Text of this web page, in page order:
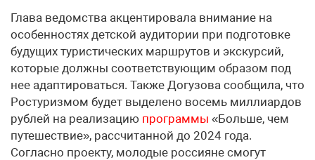
Глава ведомства акцентировала внимание на
особенностях детской аудитории при подготовке
будущих туристических маршрутов и экскурсий,
которые должны соответствующим образом под
нее адаптироваться. Также Догузова сообщила, что
Ростуризмом будет выделено восемь миллиардов
рублей на реализацию программы «Больше, чем
путешествие», рассчитанной до 2024 года.
Согласно проекту, молодые россияне смогут